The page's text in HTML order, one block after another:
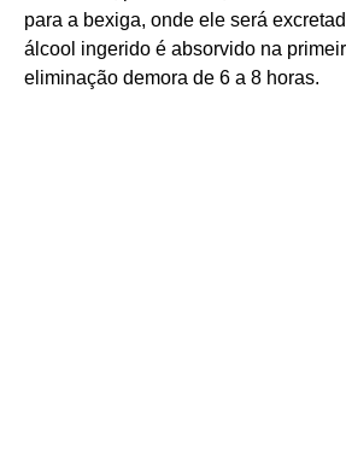
para a bexiga, onde ele será
álcool ingerido é absorvido na
eliminação demora de 6 a 8 horas.